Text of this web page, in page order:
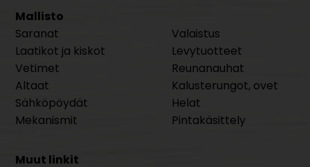
Mallisto
Saranat
Laatikot ja kiskot
Vetimet
Altaat
Sähköpöydät
Mekanismit
Valaistus
Levytuotteet
Reunanauhat
Kalusterungot, ovet
Helat
Pintakäsittely
Muut linkit